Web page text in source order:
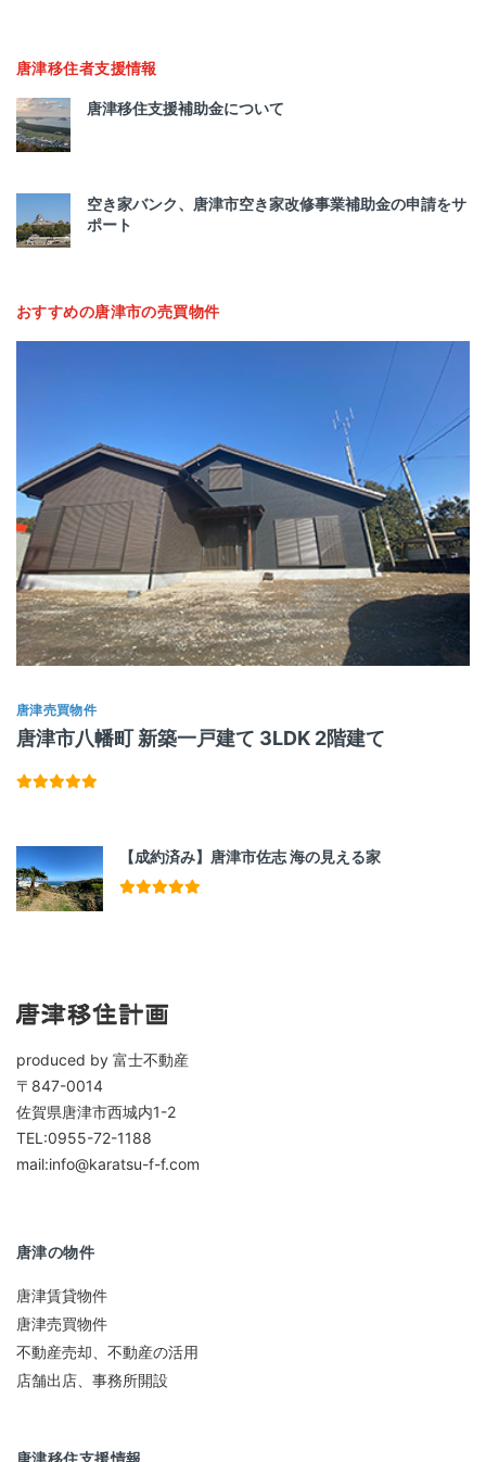
唐津移住者支援情報
唐津移住支援補助金について
空き家バンク、唐津市空き家改修事業補助金の申請をサ
ポート
おすすめの唐津市の売買物件
唐津売買物件
唐津市八幡町 新築一戸建て 3LDK 2階建て
【成約済み】唐津市佐志 海の見える家
produced by 富士不動産
〒847-0014
佐賀県唐津市西城内1-2
TEL:0955-72-1188
mail:info@karatsu-f-f.com
唐津の物件
唐津賃貸物件
唐津売買物件
不動産売却、不動産の活用
店舗出店、事務所開設
唐津移住支援情報